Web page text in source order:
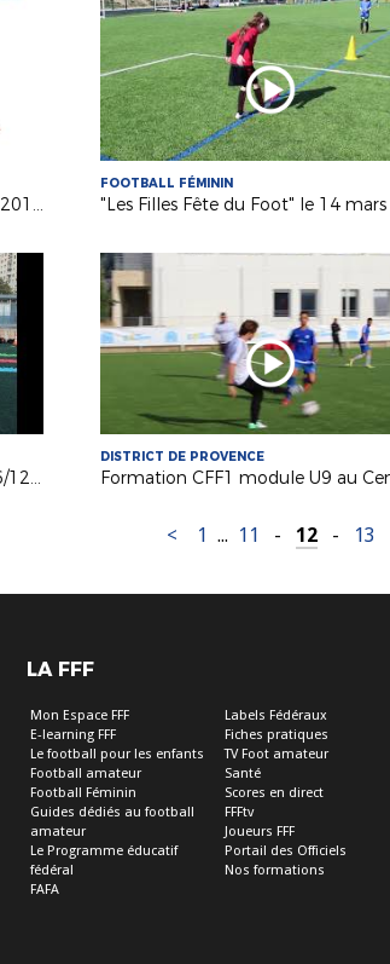
Teaser Tous Foot 3e édition 14 avril 2018 à Septèmes
FOOTBALL FÉMININ
Les Filles Fête du Foot 2e édition (06/12/17)
DISTRICT DE PROVENCE
< 1 ... 11 - 12 - 13
LA FFF
Mon Espace FFF
E-learning FFF
Le football pour les enfants
Football amateur
Football Féminin
Guides dédiés au football
amateur
Le Programme éducatif
fédéral
FAFA
Labels Fédéraux
Fiches pratiques
TV Foot amateur
Santé
Scores en direct
FFFtv
Joueurs FFF
Portail des Officiels
Nos formations